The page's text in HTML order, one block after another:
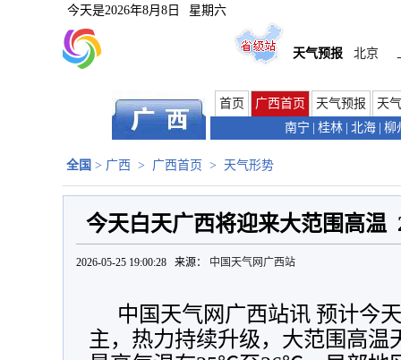
今天是2026年8月8日 星期六
天气预报 北京
首页 广西首页 天气预报
天
南宁
桂林 北海 柳
全国 > 广西 > 广西首页 > 天气形势
今天白天广西将迎来大范围高温
2026-05-25 19:00:28 来源： 中国天气网广西站
中国天气网广西站讯 预计今
主，热力持续升级，大范围高温